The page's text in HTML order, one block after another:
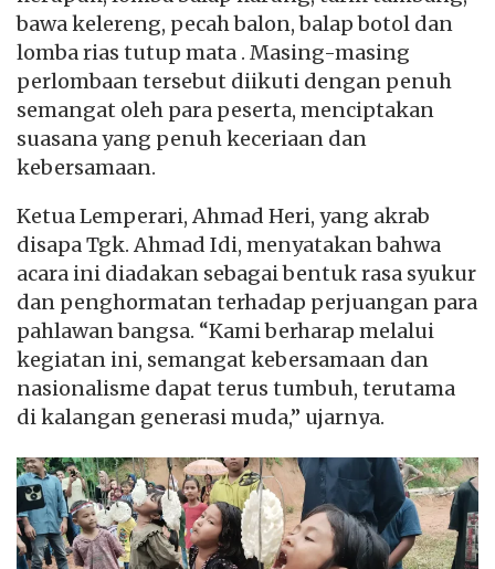
bawa kelereng, pecah balon, balap botol dan
lomba rias tutup mata . Masing-masing
perlombaan tersebut diikuti dengan penuh
semangat oleh para peserta, menciptakan
suasana yang penuh keceriaan dan
kebersamaan.
Ketua Lemperari, Ahmad Heri, yang akrab
disapa Tgk. Ahmad Idi, menyatakan bahwa
acara ini diadakan sebagai bentuk rasa syukur
dan penghormatan terhadap perjuangan para
pahlawan bangsa. “Kami berharap melalui
kegiatan ini, semangat kebersamaan dan
nasionalisme dapat terus tumbuh, terutama
di kalangan generasi muda,” ujarnya.